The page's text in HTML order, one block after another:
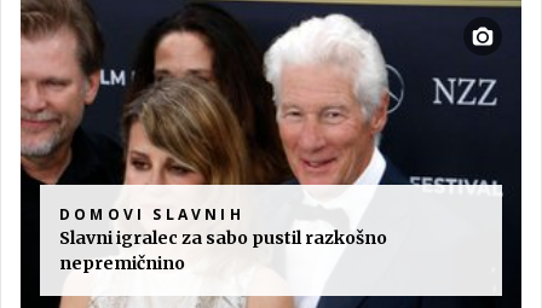
DOMOVI SLAVNIH
Slavni igralec za sabo pustil razkošno
nepremičnino